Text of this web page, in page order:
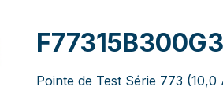
Pointe de Test Série 773